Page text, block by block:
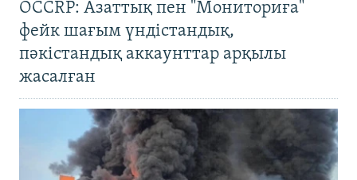
OCCRP: Азаттық пен "Мониториға"
фейк шағым үндістандық,
пәкістандық аккаунттар арқылы
жасалған